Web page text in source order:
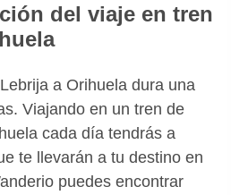
del viaje en tren
a Orihuela dura una
Viajando en un tren de
cada día tendrás a
te llevarán a tu destino en
puedes encontrar